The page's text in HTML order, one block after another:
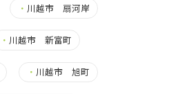
・ 川越市 扇河岸
・ 川越市 新富町
・ 川越市 旭町